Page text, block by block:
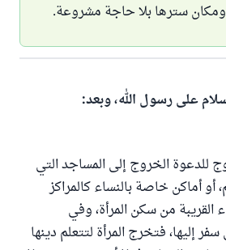
ومكان سترها بلا حاجة مشروعة.
على رسول الله، وبعد:
للدعوة الخروج إلى المساجد التي
أو أماكن خاصة بالنساء كالمراكز
القريبة من سكن المرأة، وفي
إليها، فتخرج المرأة لتتعلم دينها